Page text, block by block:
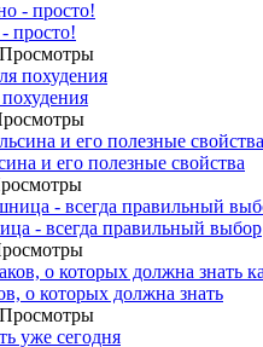
просто!
и его полезные свойства
- всегда правильный выбор
о которых должна знать